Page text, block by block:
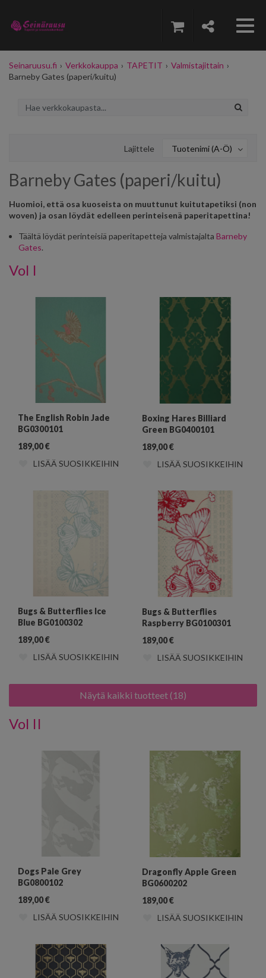
Seinaruusu.fi › Verkkokauppa › TAPETIT › Valmistajittain ›
Barneby Gates (paperi/kuitu)
Lajittele Tuotenimi (A-Ö)
Barneby Gates (paperi/kuitu)
Huomioi, että osa kuoseista on muuttunut kuitutapetiksi (non
woven) ja osan löydät edelleen perinteisenä paperitapettina!
Täältä löydät perinteisiä paperitapetteja valmistajalta Barneby
Gates.
Vol I
The English Robin Jade
BG0300101
189,00€
LISÄÄ SUOSIKKEIHIN
Boxing Hares Billiard
Green BG0400101
189,00€
LISÄÄ SUOSIKKEIHIN
Bugs & Butterflies Ice
Blue BG0100302
189,00€
LISÄÄ SUOSIKKEIHIN
Bugs & Butterflies
Raspberry BG0100301
189,00€
LISÄÄ SUOSIKKEIHIN
Näytä kaikki tuotteet (18)
Vol II
Dogs Pale Grey
BG0800102
189,00€
LISÄÄ SUOSIKKEIHIN
Dragonfly Apple Green
BG0600202
189,00€
LISÄÄ SUOSIKKEIHIN